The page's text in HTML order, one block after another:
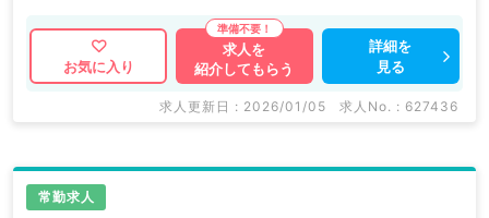
マイナビDOCTORでは病院やクリニックなどの医療機
関求人はもちろんのこと、
ます。
求人内容の詳細等はお気軽にお問合せ下さい。
お気に入り
求人を
紹介してもらう
詳細を
見る
求人更新日 : 2026/01/05 求人No. : 627436
常勤求人